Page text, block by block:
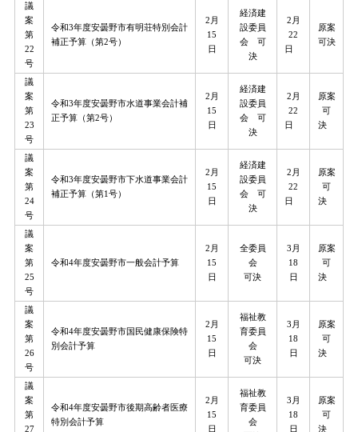
議
案
第
22
号
令和3年度安曇野市有明荘特別会計
補正予算（第2号）
2月
15
日
経済建
設委員
会 可
決
2月
22
日
原案
可決
議
案
第
23
号
令和3年度安曇野市水道事業会計補
正予算（第2号）
2月
15
日
経済建
設委員
会 可
決
2月
22
日
原案
可
決
議
案
第
24
号
令和3年度安曇野市下水道事業会計
補正予算（第1号）
2月
15
日
経済建
設委員
会 可
決
2月
22
日
原案
可
決
議
案
第
25
号
令和4年度安曇野市一般会計予算
2月
15
日
全委員
会
可決
3月
18
日
原案
可
決
議
案
第
26
号
令和4年度安曇野市国民健康保険特
別会計予算
2月
15
日
福祉教
育委員
会
可決
3月
18
日
原案
可
決
議
案
第
27
令和4年度安曇野市後期高齢者医療
特別会計予算
2月
15
日
福祉教
育委員
会
3月
18
日
原案
可
決